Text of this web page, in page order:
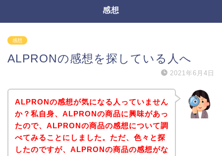
感想
感想
ALPRONの感想を探している人へ
2021年6月4日
ALPRONの感想が気になる人っていません
か？私自身、ALPRONの商品に興味があっ
たので、ALPRONの商品の感想について調
べてみることにしました。ただ、色々と探
したのですが、ALPRONの商品の感想がな